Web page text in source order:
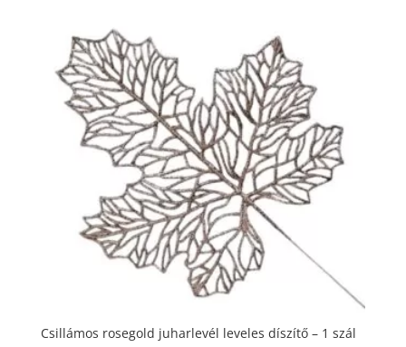
Csillámos rosegold juharlevél leveles díszítő – 1 szál